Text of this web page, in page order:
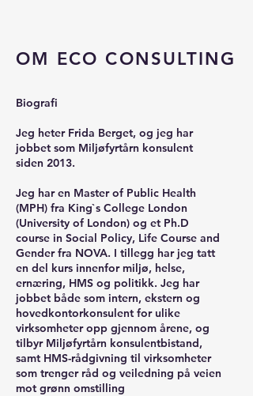
OM ECO CONSULTING
Biografi
Jeg heter Frida Berget, og jeg har
jobbet som Miljøfyrtårn konsulent
siden 2013.
Jeg har en Master of Public Health
(MPH) fra King`s College London
(University of London) og et Ph.D
course in Social Policy, Life Course and
Gender fra NOVA. I tillegg har jeg tatt
en del kurs innenfor miljø, helse,
ernæring, HMS og politikk. Jeg har
jobbet både som intern, ekstern og
hovedkontorkonsulent for ulike
virksomheter opp gjennom årene, og
tilbyr Miljøfyrtårn konsulentbistand,
samt HMS-rådgivning til virksomheter
som trenger råd og veiledning på veien
mot grønn omstilling